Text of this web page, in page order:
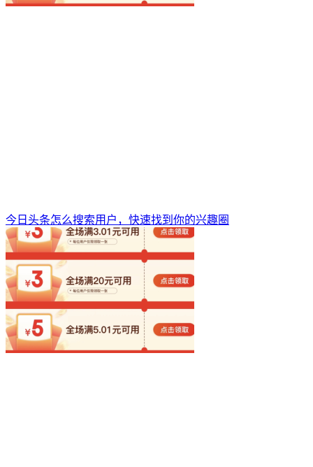
今日头条怎么搜索用户，快速找到你的兴趣圈